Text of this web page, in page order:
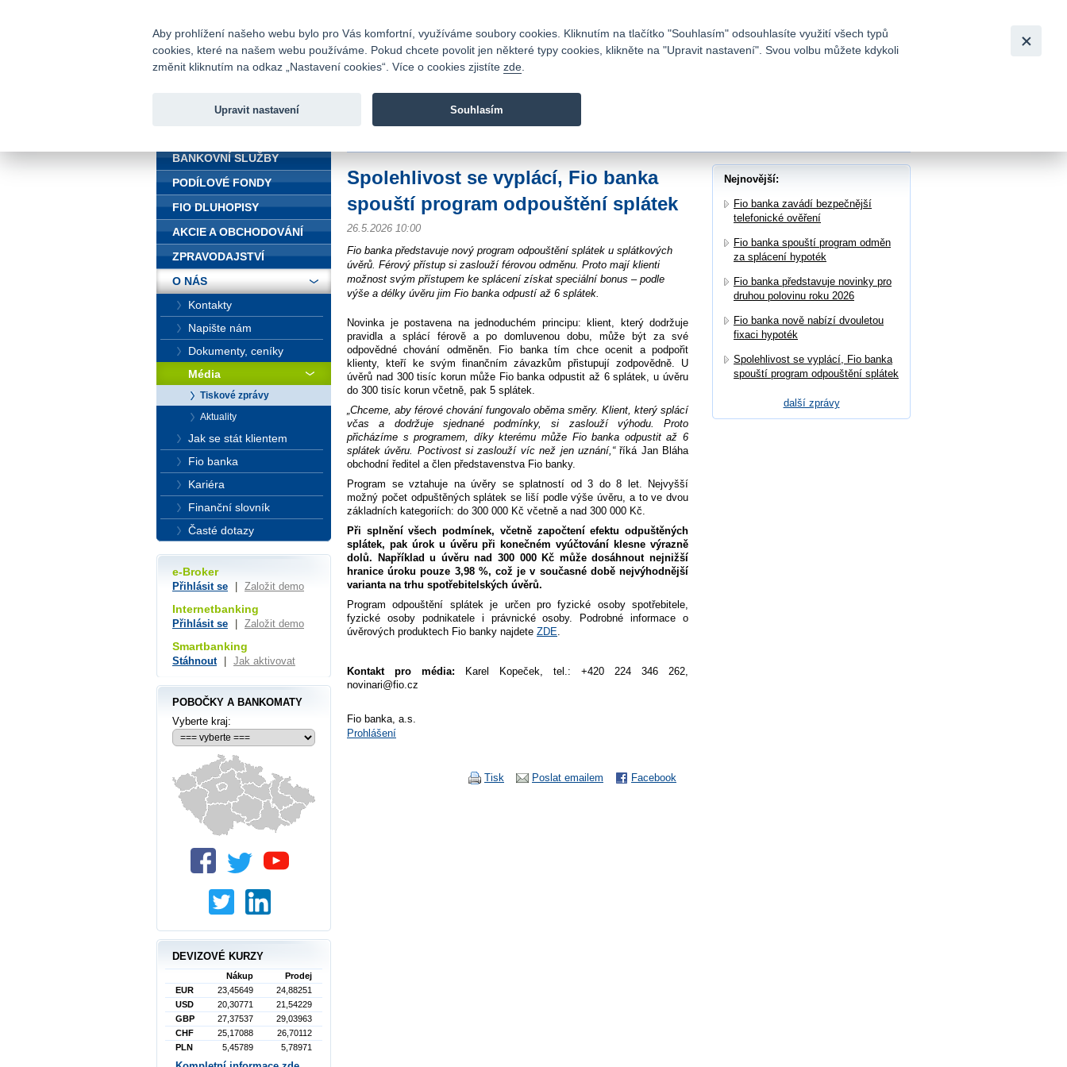
Fio banka
Fio banka je moderní česká banka. Poskytuje účty bez poplatků a
Spolehlivost se vyplácí, Fio banka
spouští program odpouštění splátek
26.5.2026 10:00
Fio banka představuje nový program odpouštění splátek u splátkových
úvěrů. Férový přístup si zaslouží férovou odměnu. Proto mají klienti
možnost svým přístupem ke splácení získat speciální bonus – podle
výše a délky úvěru jim Fio banka odpustí až 6 splátek.
Novinka je postavena na jednoduchém principu: klient, který dodržuje
pravidla a splácí férově a po domluvenou dobu, může být za své
odpovědné chování odměněn. Fio banka tím chce ocenit a podpořit
klienty, kteří ke svým finančním závazkům přistupují zodpovědně. U
úvěrů nad 300 tisíc korun může Fio banka odpustit až 6 splátek, u úvěru
do 300 tisíc korun včetně, pak 5 splátek.
„Chceme, aby férové chování fungovalo oběma směry. Klient, který splácí
včas a dodržuje sjednané podmínky, si zaslouží výhodu. Proto
přicházíme s programem, díky kterému může Fio banka odpustit až 6
splátek úvěru. Poctivost si zaslouží víc než jen uznání,“říká Jan Bláha
obchodní ředitel a člen představenstva Fio banky.
Program se vztahuje na úvěry se splatností od 3 do 8 let. Nejvyšší
možný počet odpuštěných splátek se liší podle výše úvěru, a to ve dvou
základních kategoriích: do 300 000 Kč včetně a nad 300 000 Kč.
Při splnění všech podmínek, včetně započtení efektu odpuštěných
splátek, pak úrok u úvěru při konečném vyúčtování klesne výrazně
dolů. Například u úvěru nad 300 000 Kč může dosáhnout nejnižší
hranice úroku pouze 3,98 %, což je v současné době nejvýhodnější
varianta na trhu spotřebitelských úvěrů.
Program odpouštění splátek je určen pro fyzické osoby spotřebitele,
fyzické osoby podnikatele i právnické osoby.
Podrobné informace o
úvěrových produktech Fio banky najdete ZDE.
Kontakt pro média:
Karel Kopeček, tel.: +420 224 346 262,
novinari@fio.cz
Fio banka, a.s.
Prohlášení
Facebook
Poslat emailem
Tisk
Nejnovější:
Fio banka zavádí bezpečnější
telefonické ověření
Fio banka spouští program odměn
za splácení hypoték
Fio banka představuje novinky pro
druhou polovinu roku 2026
Fio banka nově nabízí dvouletou
fixaci hypoték
Spolehlivost se vyplácí, Fio banka
spouští program odpouštění splátek
další zprávy
BANKOVNÍ SLUŽBY
PODÍLOVÉ FONDY
FIO DLUHOPISY
AKCIE A OBCHODOVÁNÍ
ZPRAVODAJSTVÍ
O NÁS
Kontakty
Napište nám
Dokumenty, ceníky
Média
Tiskové zprávy
Aktuality
Jak se stát klientem
Fio banka
Kariéra
Finanční slovník
Časté dotazy
e-Broker
Přihlásit se Založit demo
Internetbanking
Přihlásit se Založit demo
Smartbanking
Stáhnout Jak aktivovat
POBOČKY A BANKOMATY
Vyberte kraj:
DEVIZOVÉ KURZY
Nákup
Prodej
EUR
23,45649
24,88251
USD
20,30771
21,54229
GBP
27,37537
29,03963
CHF
25,17088
26,70112
PLN
5,45789 5,78971
Aby prohlížení našeho webu bylo pro Vás komfortní, využíváme soubory cookies. Kliknutím na tlačítko "Souhlasím" odsouhlasíte využití všech typů
cookies, které na našem webu používáme. Pokud chcete povolit jen některé typy cookies, klikněte na "Upravit nastavení". Svou volbu můžete kdykoli
změnit kliknutím na odkaz „Nastavení cookies“. Více o cookies zjistíte zde
Upravit nastavení Souhlasím